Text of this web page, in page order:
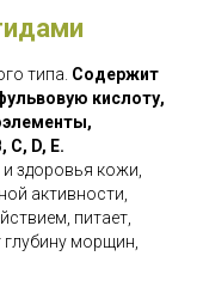
типа. Содержит
кислоту,
С, D, Е.
здоровья кожи,
активности,
питает,
глубину морщин,